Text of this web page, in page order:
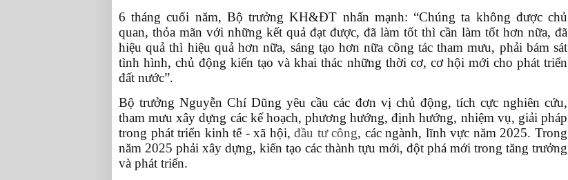
6 tháng cuối năm, Bộ trưởng KH&ĐT nhấn mạnh: “Chúng ta không được chủ
quan, thỏa mãn với những kết quả đạt được, đã làm tốt thì cần làm tốt hơn nữa, đã
hiệu quả thì hiệu quả hơn nữa, sáng tạo hơn nữa công tác tham mưu, phải bám sát
tình hình, chủ động kiến tạo và khai thác những thời cơ, cơ hội mới cho phát triển
đất nước”.
Bộ trưởng Nguyễn Chí Dũng yêu cầu các đơn vị chủ động, tích cực nghiên cứu,
tham mưu xây dựng các kế hoạch, phương hướng, định hướng, nhiệm vụ, giải pháp
trong phát triển kinh tế - xã hội,đầu tư công, các ngành, lĩnh vực năm 2025. Trong
năm 2025 phải xây dựng, kiến tạo các thành tựu mới, đột phá mới trong tăng trưởng
và phát triển.